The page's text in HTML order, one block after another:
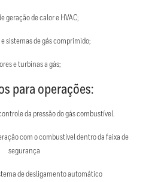
geração de calor e HVAC;
sistemas de gás comprimido;
e turbinas a gás;
para operações:
da pressão do gás combustível.
com o combustível dentro da faixa de
segurança
de desligamento automático